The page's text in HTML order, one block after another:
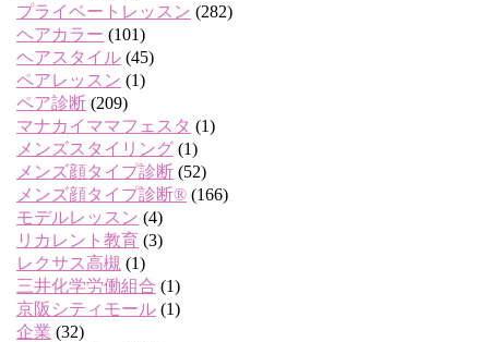
プライベートレッスン (282)
ヘアカラー (101)
ヘアスタイル (45)
ペアレッスン (1)
ペア診断 (209)
マナカイママフェスタ (1)
メンズスタイリング (1)
メンズ顔タイプ診断 (52)
メンズ顔タイプ診断® (166)
モデルレッスン (4)
リカレント教育 (3)
レクサス高槻 (1)
三井化学労働組合 (1)
京阪シティモール (1)
企業 (32)